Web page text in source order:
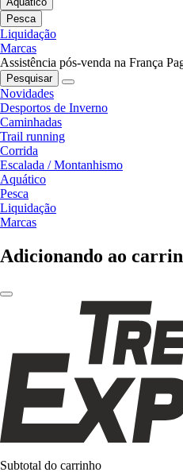
Pesca
Liquidação
Marcas
Assistência pós-venda na França
Pesquisar
Novidades
Desportos de Inverno
Caminhadas
Trail running
Corrida
Escalada / Montanhismo
Aquático
Pesca
Liquidação
Marcas
Adicionando ao
Subtotal do carrinho